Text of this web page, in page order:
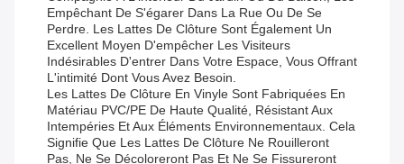
Empêchant De S'égarer Dans La Rue Ou De Se
Perdre. Les Lattes De Clôture Sont Également Un
Excellent Moyen D'empêcher Les Visiteurs
Indésirables D'entrer Dans Votre Espace, Vous Offrant
L'intimité Dont Vous Avez Besoin.
Les Lattes De Clôture En Vinyle Sont Fabriquées En
Matériau PVC/PE De Haute Qualité, Résistant Aux
Intempéries Et Aux Éléments Environnementaux. Cela
Signifie Que Les Lattes De Clôture Ne Rouilleront
Pas, Ne Se Décoloreront Pas Et Ne Se Fissureront